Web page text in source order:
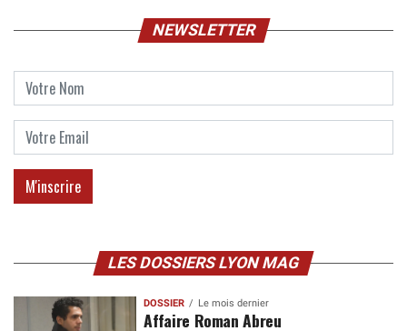
NEWSLETTER
LES DOSSIERS LYON MAG
DOSSIER Le mois dernier
Affaire Roman Abreu